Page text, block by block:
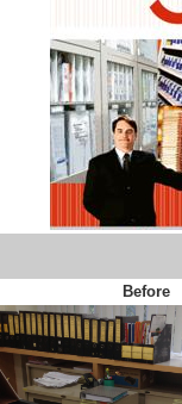
Before